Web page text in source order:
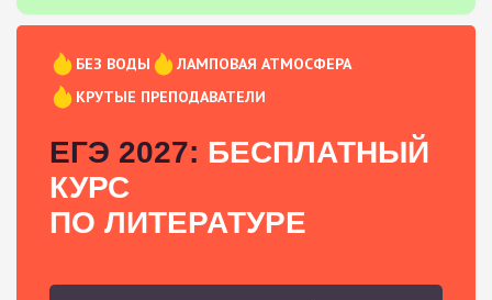
БЕЗ ВОДЫ
ЛАМПОВАЯ АТМОСФЕРА
КРУТЫЕ ПРЕПОДАВАТЕЛИ
ЕГЭ 2027: БЕСПЛАТНЫЙ
КУРС
ПО ЛИТЕРАТУРЕ